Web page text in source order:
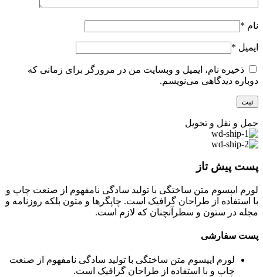
نام *
ایمیل *
ذخیره نام، ایمیل و وبسایت من در مرورگر برای زمانی که
دوباره دیدگاهی می‌نویسم.
حمل و نقل و تحویل
پست پیش تاز
لورم ایپسوم متن ساختگی با تولید سادگی نامفهوم از صنعت چاپ و
با استفاده از طراحان گرافیک است. چاپگرها و متون بلکه روزنامه و
مجله در ستون و سطرآنچنان که لازم است.
پست سفارشی
لورم ایپسوم متن ساختگی با تولید سادگی نامفهوم از صنعت
چاپ و با استفاده از طراحان گرافیک است.